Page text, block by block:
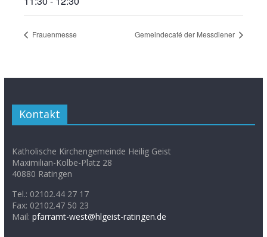
Frauenmesse Gemeindecafé der Messdiener
Kontakt
Katholische Kirchengemeinde Heilig Geist
Maximilian-Kolbe-Platz 28
40880 Ratingen
Tel.: 02102.44 27 17
Fax: 02102.47 50 23
Mail: pfarramt-west@hlgeist-ratingen.de